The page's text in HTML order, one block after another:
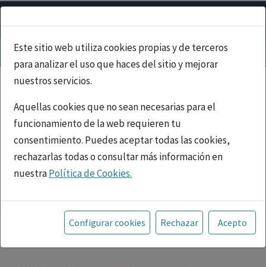
Este sitio web utiliza cookies propias y de terceros
para analizar el uso que haces del sitio y mejorar
nuestros servicios.
Aquellas cookies que no sean necesarias para el
funcionamiento de la web requieren tu
consentimiento. Puedes aceptar todas las cookies,
rechazarlas todas o consultar más información en
nuestraPolítica de Cookies.
Toda la información incluida en la Página Web está
referida a productos del mercado español y, por
tanto, dirigida a profesionales sanitarios legalmente
facultados para prescribir o dispensar medicamentos
Configurar cookies Rechazar Acepto